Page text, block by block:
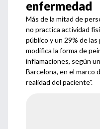
enfermedad
Más de la mitad de
no practica actividad
público y un 29% de
modifica la forma de
inflamaciones, según
Barcelona, en el marco
realidad del paciente".